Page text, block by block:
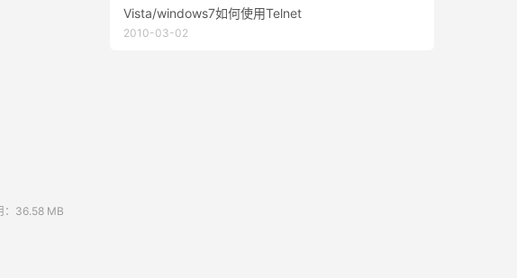
Vista/windows7如何使用Telnet
2010-03-02
：36.58 MB